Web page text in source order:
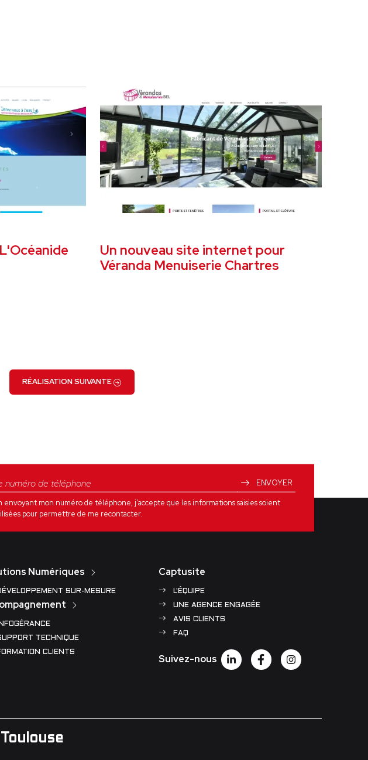
Un nouveau site internet pour
Véranda Menuiserie Chartres
RÉALISATION SUIVANTE
ENVOYER
envoyant mon numéro de téléphone, j'accepte que les informations saisies soient
pour permettre de me recontacter.
Numériques
SUR-MESURE
TECHNIQUE
CLIENTS
Captusite
L'ÉQUIPE
UNE AGENCE ENGAGÉE
AVIS CLIENTS
FAQ
Suivez-nous
Toulouse